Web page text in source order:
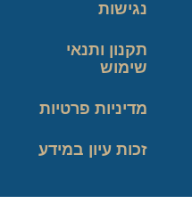
נגישות
תקנון ותנאי
שימוש
מדיניות פרטיות
זכות עיון במידע